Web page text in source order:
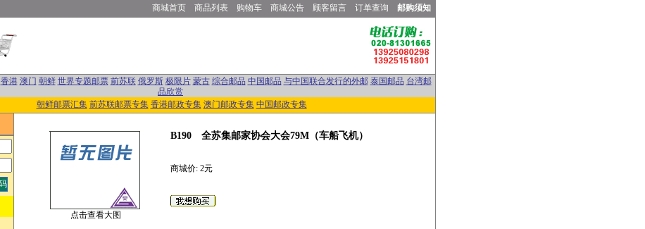
商城首页 商品列表 购物车 商城公告 顾客留言 订单查询 邮购须知
香港 澳门 朝鲜 世界专题邮票 前苏联 俄罗斯 极限片 蒙古 综合邮品 中国邮品 与中国联合发行的外邮 泰国邮品 台湾邮
品欣赏
朝鲜邮票汇集 前苏联邮票专集 香港邮政专集 澳门邮政专集 中国邮政专集
点击查看大图
B190 全苏集邮家协会大会79M（车船飞机）
商城价: 2元